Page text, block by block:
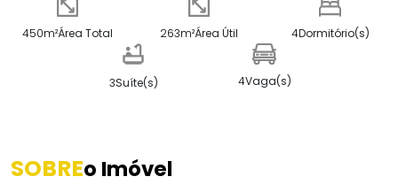
450m²Área Total 263m²Área Útil 4Dormitório(s)
3Suíte(s) 4Vaga(s)
SOBREo Imóvel